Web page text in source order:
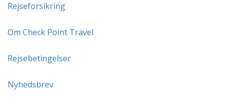
Rejseforsikring
Om Check Point Travel
Rejsebetingelser
Nyhedsbrev